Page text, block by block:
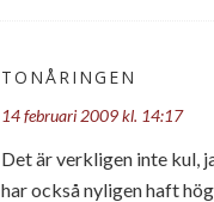
TONÅRINGEN
14 februari 2009 kl. 14:17
Det är verkligen inte kul,
har också nyligen haft